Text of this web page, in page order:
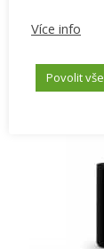
Více info
Povolit vše